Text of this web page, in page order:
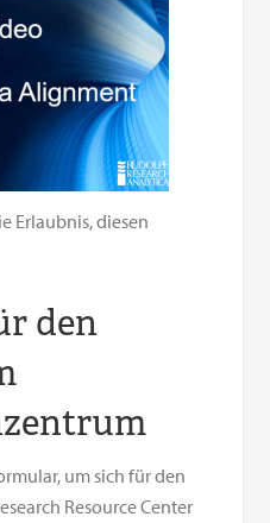
Erlaubnis, diesen
den
um sich für den
Resource Center